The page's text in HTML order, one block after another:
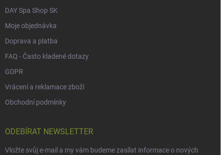
DAY Spa Shop SK
Moje objednávka
Doprava a platba
FAQ - Často kladené dotazy
GDPR
Vrácení a reklamace zboží
Obchodní podmínky
ODEBÍRAT NEWSLETTER
Vložte svůj e-mail a my vám budeme zasílat informace o nových